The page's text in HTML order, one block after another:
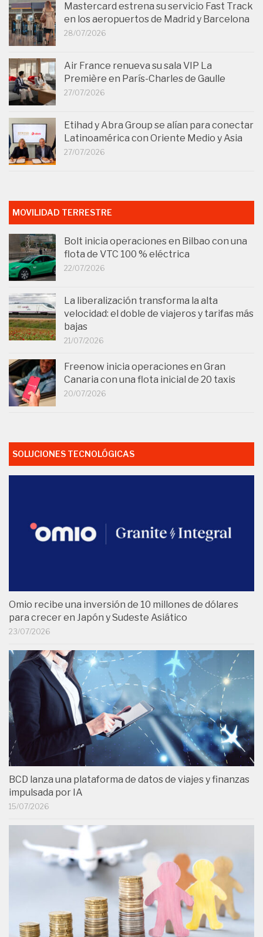
Mastercard estrena su servicio Fast Track
en los aeropuertos de Madrid y Barcelona
28/07/2026
Air France renueva su sala VIP La
Première en París-Charles de Gaulle
27/07/2026
Etihad y Abra Group se alían para conectar
Latinoamérica con Oriente Medio y Asia
27/07/2026
MOVILIDAD TERRESTRE
Bolt inicia operaciones en Bilbao con una
flota de VTC 100 % eléctrica
22/07/2026
La liberalización transforma la alta
velocidad: el doble de viajeros y tarifas más
bajas
21/07/2026
Freenow inicia operaciones en Gran
Canaria con una flota inicial de 20 taxis
20/07/2026
SOLUCIONES TECNOLÓGICAS
Omio recibe una inversión de 10 millones de dólares
para crecer en Japón y Sudeste Asiático
23/07/2026
BCD lanza una plataforma de datos de viajes y finanzas
impulsada por IA
15/07/2026